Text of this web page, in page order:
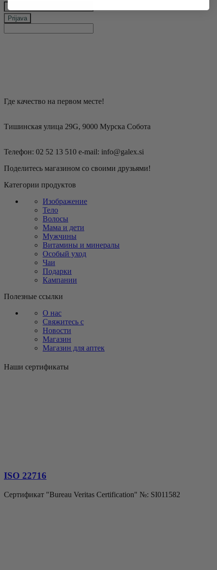
Prijava
Где качество на первом месте!
Тишинская улица 29G, 9000 Мурска Собота
Телефон: 02 52 13 510 e-mail: info@galex.si
Поделитесь магазином со своими друзьями!
Категории продуктов
Изображение
Тело
Волосы
Мама и дети
Мужчины
Витамины и минералы
Особый уход
Чаи
Подарки
Кампании
Полезные ссылки
О нас
Свяжитесь с
Новости
Магазин
Магазин для аптек
Наши сертификаты
ISO 22716
Сертификат "Bureau Veritas Certification" №: SI011582